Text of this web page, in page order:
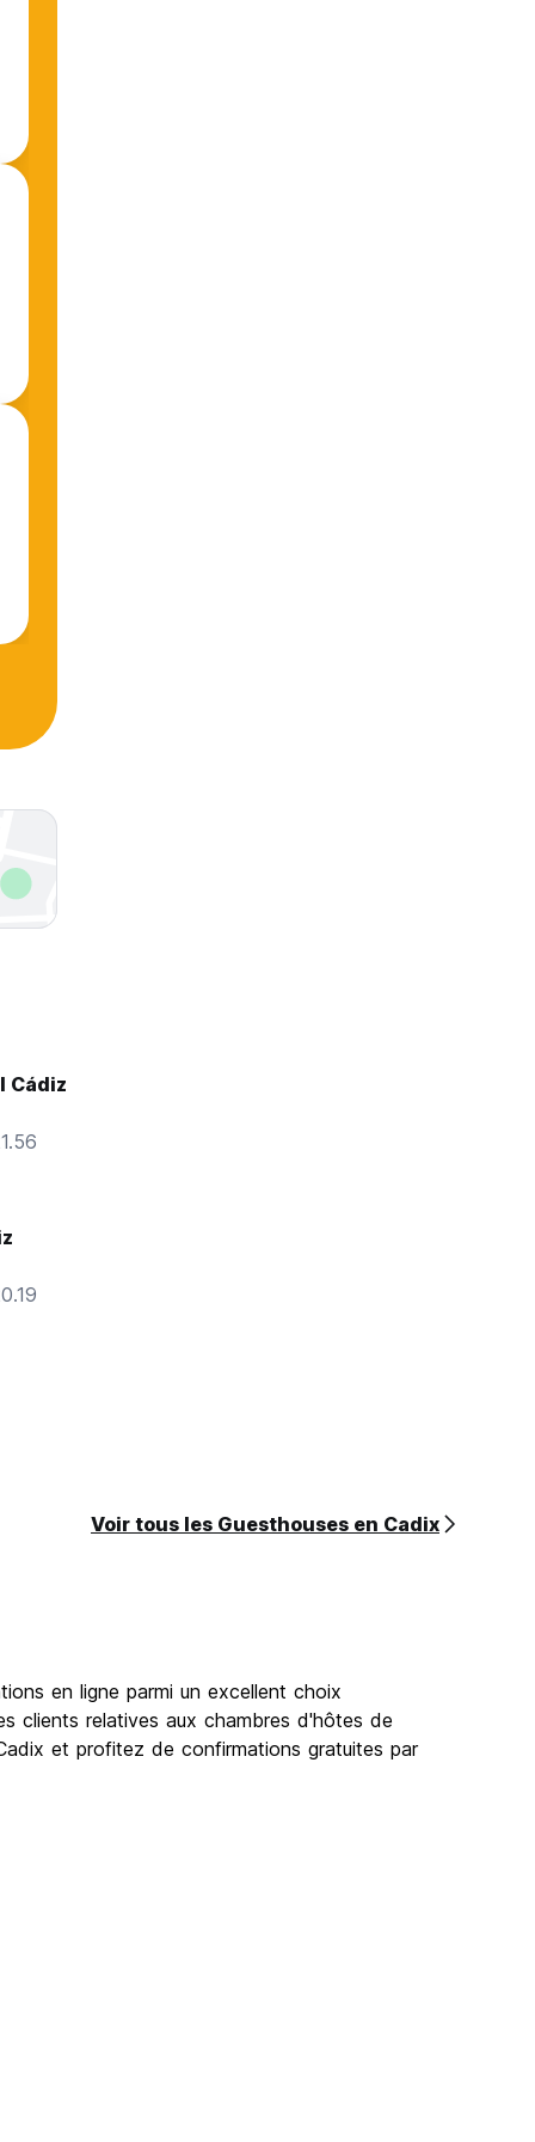
Cádiz
Voir tous les Guesthouses en Cadix
en ligne parmi un excellent choix
clients relatives aux chambres d'hôtes de
et profitez de confirmations gratuites par